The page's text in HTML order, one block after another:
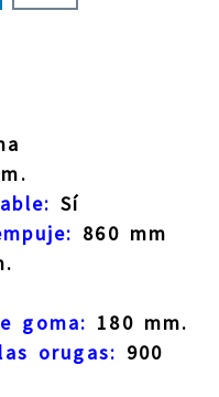
Sí
860 mm
goma: 180 mm.
orugas: 900